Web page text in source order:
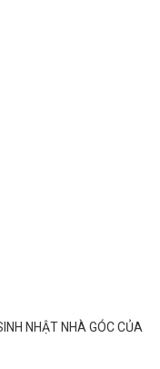
NHẬT NHÀ GÓC CỦA